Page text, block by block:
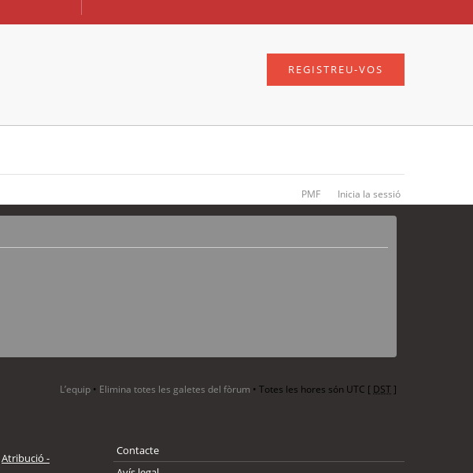
REGISTREU-VOS
PMF Inicia la sessió
L’equip • Elimina totes les galetes del fòrum • Totes les hores són UTC [ DST]
Atribució -
Contacte